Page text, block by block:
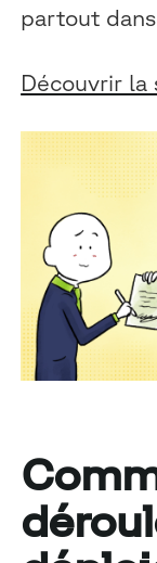
partout
Découvrir la